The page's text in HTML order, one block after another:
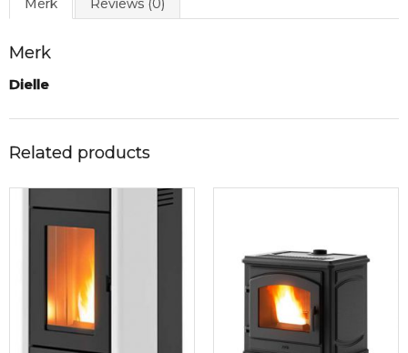
Merk Reviews (0)
Merk
Dielle
Related products